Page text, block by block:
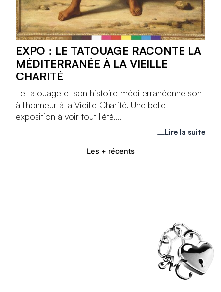
Les + récents
EXPO : LE TATOUAGE RACONTE LA
MÉDITERRANÉE À LA VIEILLE
CHARITÉ
Le tatouage et son histoire méditerranéenne sont
à l'honneur à la Vieille Charité. Une belle
exposition à voir tout l'été....
Lire la suite